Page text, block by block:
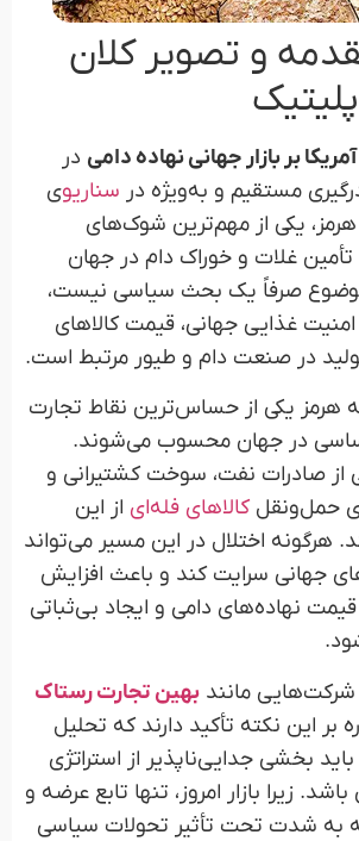
۱: مقدمه و تصویر کلان
بر بازار جهانی نهاده دامی در
مستقیم و به‌ویژه در سناریوی
یکی از مهم‌ترین شوک‌های
تأمین غلات و خوراک دام در جهان
صرفاً یک بحث سیاسی نیست،
غذایی جهانی، قیمت کالاهای
در صنعت دام و طیور مرتبط است.
هرمز یکی از حساس‌ترین نقاط تجارت
اساسی در جهان محسوب می‌شوند.
صادرات نفت، سوخت کشتیرانی و
حمل‌ونقل کالاهای فله‌ای از این
هرگونه اختلال در این مسیر می‌تواند
جهانی سرایت کند و باعث افزایش
نهاده‌های دامی و ایجاد بی‌ثباتی
مانند بهین تجارت رستاک
بر این نکته تأکید دارند که تحلیل
بخشی جدایی‌ناپذیر از استراتژی
زیرا بازار امروز، تنها تابع عرضه و
به شدت تحت تأثیر تحولات سیاسی